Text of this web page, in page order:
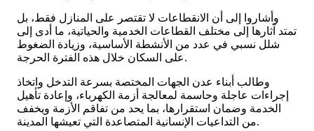
وأشاروا إلى أن الانقطاعات لا تقتصر على المنازل فقط، بل
تمتد آثارها إلى مختلف القطاعات الخدمية والحياتية، ما أدى إلى
شلل نسبي في عدد من الأنشطة الأساسية، وزيادة الضغوط
على السكان خلال هذه الفترة الحرجة.
وطالب أبناء عدن الجهات المختصة بسرعة التدخل واتخاذ
إجراءات عاجلة وحاسمة لمعالجة أزمة الكهرباء، وإعادة تأهيل
الخدمة وضمان استقرارها، بما يحد من تفاقم الأزمة ويخفف
من التداعيات الإنسانية المتصاعدة التي تعيشها المدينة.